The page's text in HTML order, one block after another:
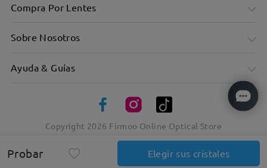
Probar Elegir sus cristales
Compra Por Lentes
Sobre Nosotros
Ayuda & Guías
Copyright 2026 Firmoo Online Optical Store